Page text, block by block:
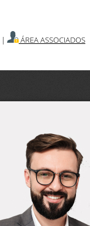
| ÁREA ASSOCIADOS